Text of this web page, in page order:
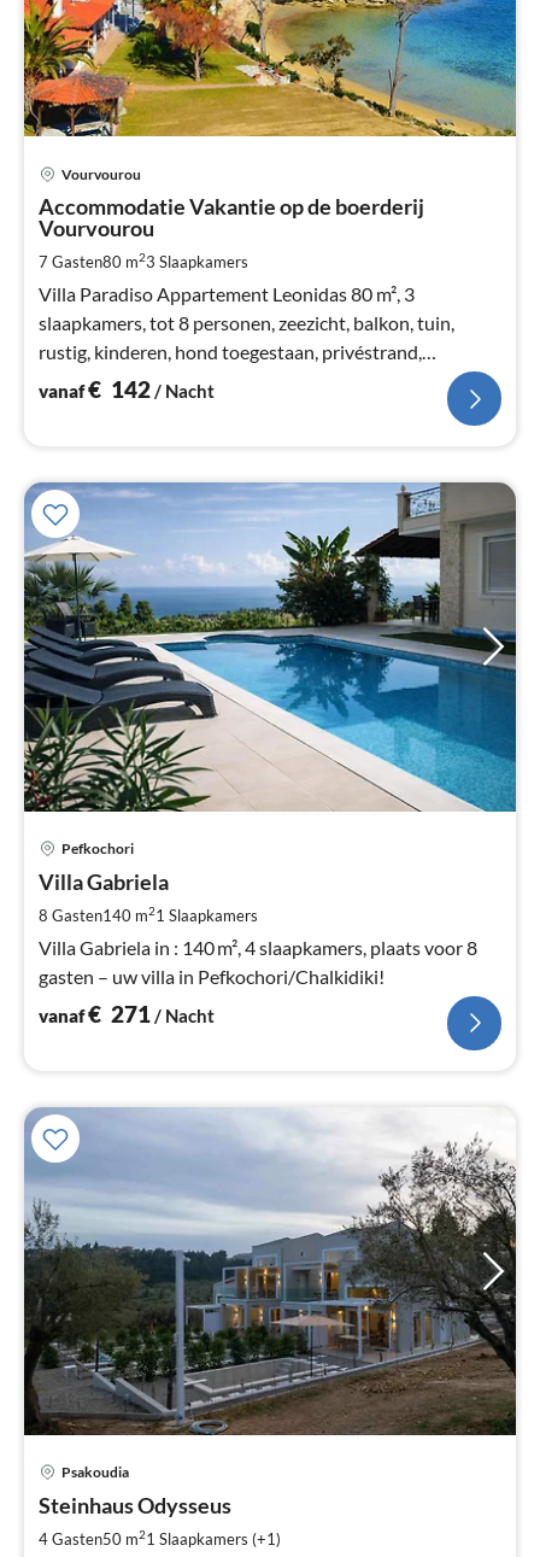
dus midden in Chalkidiki. Holidays and more heeft zijn
activiteiten uitgebreid en biedt nu
topvakantieaccommodaties aan, variërend van studio's
tot exclusieve villa's in Chalkidiki. Bovendien wordt
Holidays and more aanbevolen door gerenommeerde
beste reisorganisaties in Griekenland. Het team van
Holidays and more Touristik Info wenst alle gasten een
onvergetelijke, veelbewogen en ontspannen vakantie.
Vourvourou
Accommodatie Vakantie op de boerderij
Vourvourou
7 Gasten80 m23 Slaapkamers
Villa Paradiso Appartement Leonidas 80 m², 3
slaapkamers, tot 8 personen, zeezicht, balkon, tuin,
rustig, kinderen, hond toegestaan, privéstrand,
barbecue, puur natuur, airconditioning, boot
vanaf€ 142/ Nacht
Pefkochori
Villa Gabriela
8 Gasten140 m21 Slaapkamers
Villa Gabriela in : 140 m², 4 slaapkamers, plaats voor 8
gasten – uw villa in Pefkochori/Chalkidiki!
vanaf€ 271/ Nacht
Psakoudia
Steinhaus Odysseus
4 Gasten50 m21 Slaapkamers (+1)